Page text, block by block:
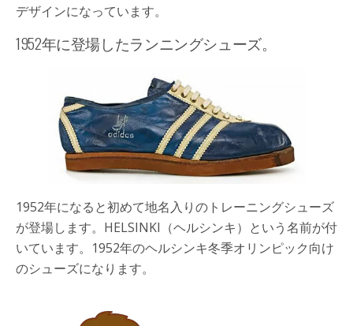
デザインになっています。
1952年に登場したランニングシューズ。
1952年になると初めて地名入りのトレーニングシューズ
が登場します。 HELSINKI （ヘルシンキ）という名前が付
いています。1952年のヘルシンキ冬季オリンピック向け
のシューズになります。